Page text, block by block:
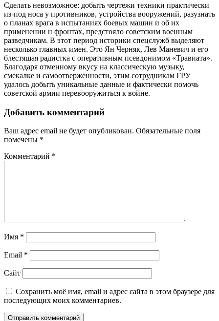
Сделать невозможное: добыть чертежи техники практически
из-под носа у противников, устройства вооружений, разузнать
о планах врага в испытаниях боевых машин и об их
применении н фронтах, предстояло советским военным
разведчикам. В этот период историки спецслужб выделяют
несколько главных имен. Это Ян Черняк, Лев Маневич и его
блестящая радистка с оперативным псевдонимом «Травиата».
Благодаря отменному вкусу на классическую музыку,
смекалке и самоотверженности, этим сотрудникам ГРУ
удалось добыть уникальные данные и фактически помочь
советской армии перевооружиться к войне.
Добавить комментарий
Ваш адрес email не будет опубликован. Обязательные поля
помечены *
Комментарий *
Имя *
Email *
Сайт
Сохранить моё имя, email и адрес сайта в этом браузере для
последующих моих комментариев.